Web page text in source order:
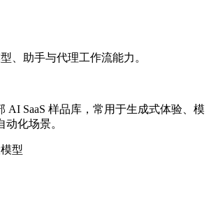
、助手与代理工作流能力。
AI SaaS 样品库，常用于生成式体验、模
化场景。
型